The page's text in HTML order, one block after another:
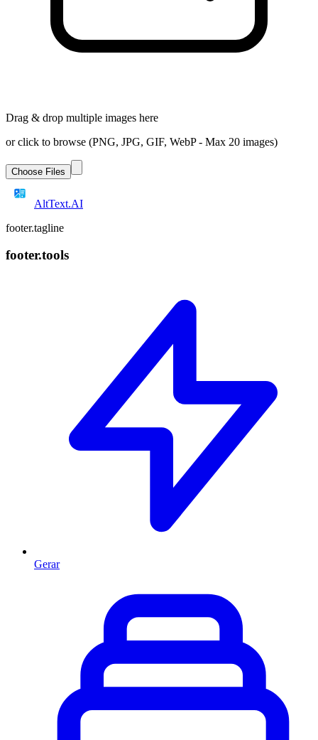
Drag & drop multiple images here
or click to browse (PNG, JPG, GIF, WebP - Max 20 images)
Choose Files
AltText.AI
footer.tagline
footer.tools
Gerar